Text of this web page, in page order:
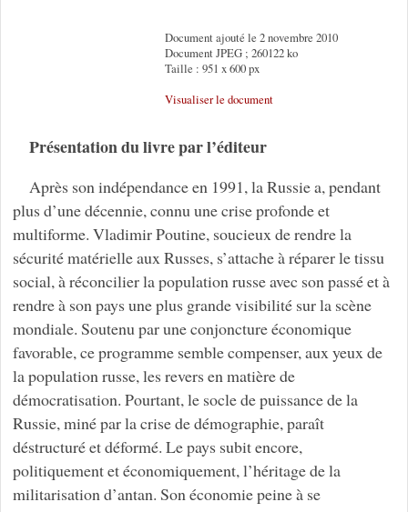
Document ajouté le 2 novembre 2010
Document JPEG ; 260122 ko
Taille : 951 x 600 px
Visualiser le document
Présentation du livre par l’éditeur
Après son indépendance en 1991, la Russie a, pendant
plus d’une décennie, connu une crise profonde et
multiforme. Vladimir Poutine, soucieux de rendre la
sécurité matérielle aux Russes, s’attache à réparer le tissu
social, à réconcilier la population russe avec son passé et à
rendre à son pays une plus grande visibilité sur la scène
mondiale. Soutenu par une conjoncture économique
favorable, ce programme semble compenser, aux yeux de
la population russe, les revers en matière de
démocratisation. Pourtant, le socle de puissance de la
Russie, miné par la crise de démographie, paraît
déstructuré et déformé. Le pays subit encore,
politiquement et économiquement, l’héritage de la
militarisation d’antan. Son économie peine à se